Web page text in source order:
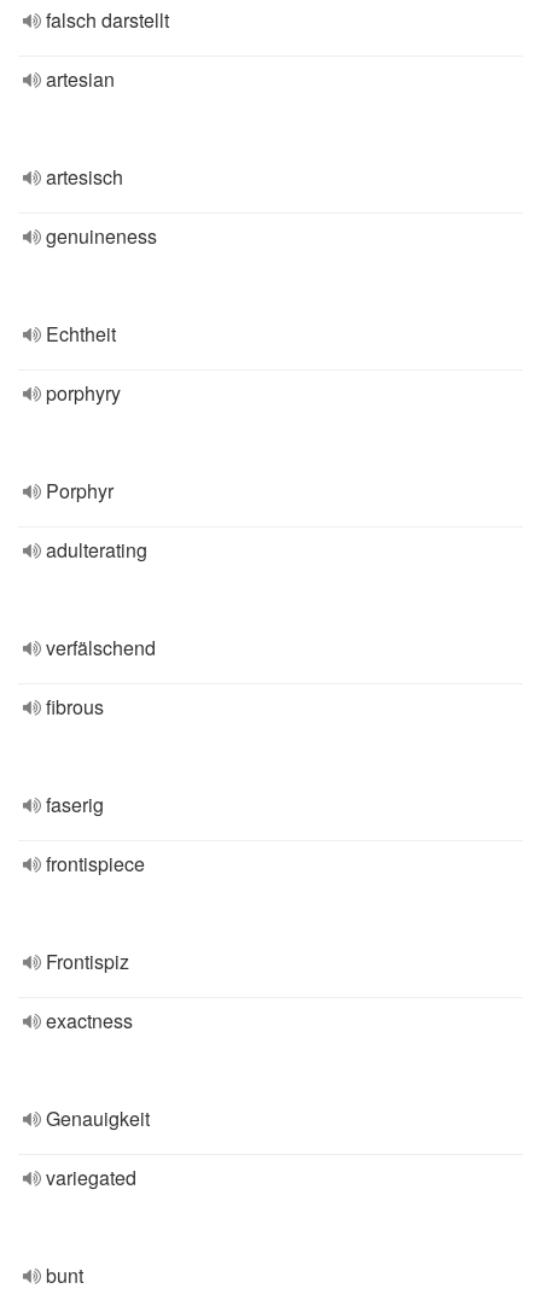
falsch darstellt
artesian
artesisch
genuineness
Echtheit
porphyry
Porphyr
adulterating
verfälschend
fibrous
faserig
frontispiece
Frontispiz
exactness
Genauigkeit
variegated
bunt